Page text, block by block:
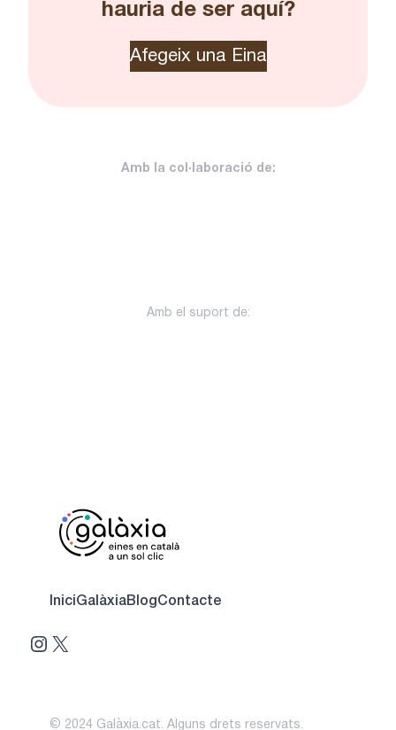
hauria de ser aquí?
Afegeix una Eina
Amb la col·laboració de:
Amb el suport de:
IniciGalàxiaBlogContacte
Instagram
X
© 2024 Galàxia.cat. Alguns drets reservats.